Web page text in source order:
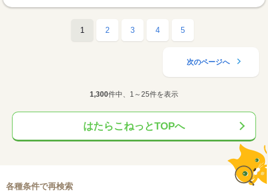
1 2 3 4 5
次のページへ
1,300件中、1～25件を表示
はたらこねっとTOPへ
各種条件で再検索